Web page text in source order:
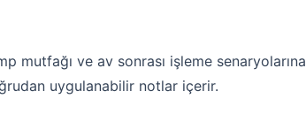
mutfağı ve av sonrası işleme senaryolarına
uygulanabilir notlar içerir.